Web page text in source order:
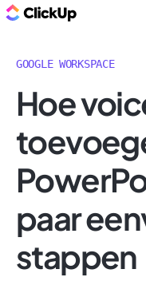
GOOGLE WORKSPACE
Hoe
paar
stappen